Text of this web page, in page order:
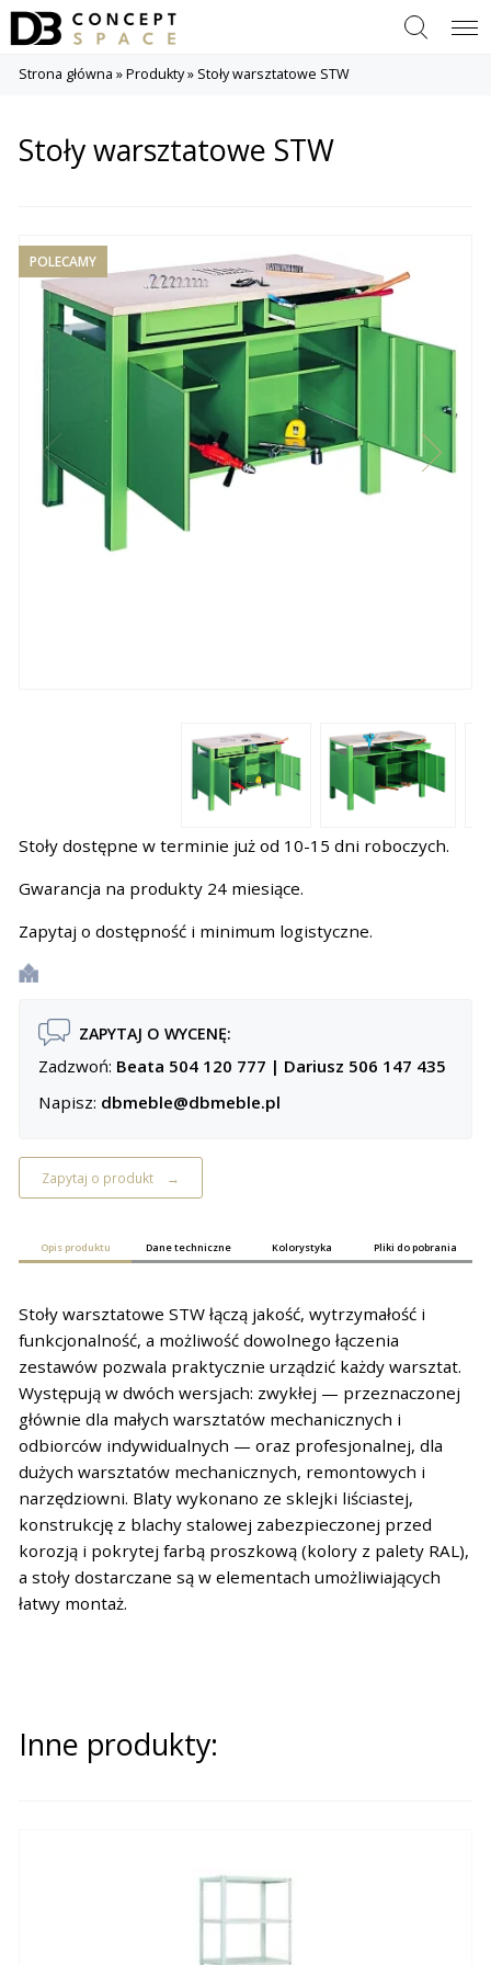
Szukaj Menu
Strona główna »Produkty» Stoły warsztatowe STW
Stoły warsztatowe STW
POLECAMY
Stoły dostępne w terminie już od 10-15 dni roboczych.
Gwarancja na produkty 24 miesiące.
Zapytaj o dostępność i minimum logistyczne.
ZAPYTAJ O WYCENĘ:
Zadzwoń: Beata 504 120 777 | Dariusz 506 147 435
Napisz: dbmeble@dbmeble.pl
Zapytaj o produkt
Opis produktu Dane techniczne Kolorystyka Pliki do pobrania
Stoły warsztatowe STW łączą jakość, wytrzymałość i
funkcjonalność, a możliwość dowolnego łączenia
zestawów pozwala praktycznie urządzić każdy warsztat.
Występują w dwóch wersjach: zwykłej — przeznaczonej
głównie dla małych warsztatów mechanicznych i
odbiorców indywidualnych — oraz profesjonalnej, dla
dużych warsztatów mechanicznych, remontowych i
narzędziowni. Blaty wykonano ze sklejki liściastej,
konstrukcję z blachy stalowej zabezpieczonej przed
korozją i pokrytej farbą proszkową (kolory z palety RAL),
a stoły dostarczane są w elementach umożliwiających
łatwy montaż.
Inne produkty: